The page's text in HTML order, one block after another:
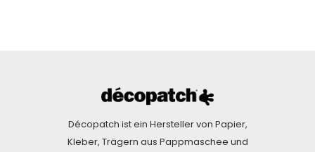
Décopatch ist ein Hersteller von Papier,
Kleber, Trägern aus Pappmaschee und